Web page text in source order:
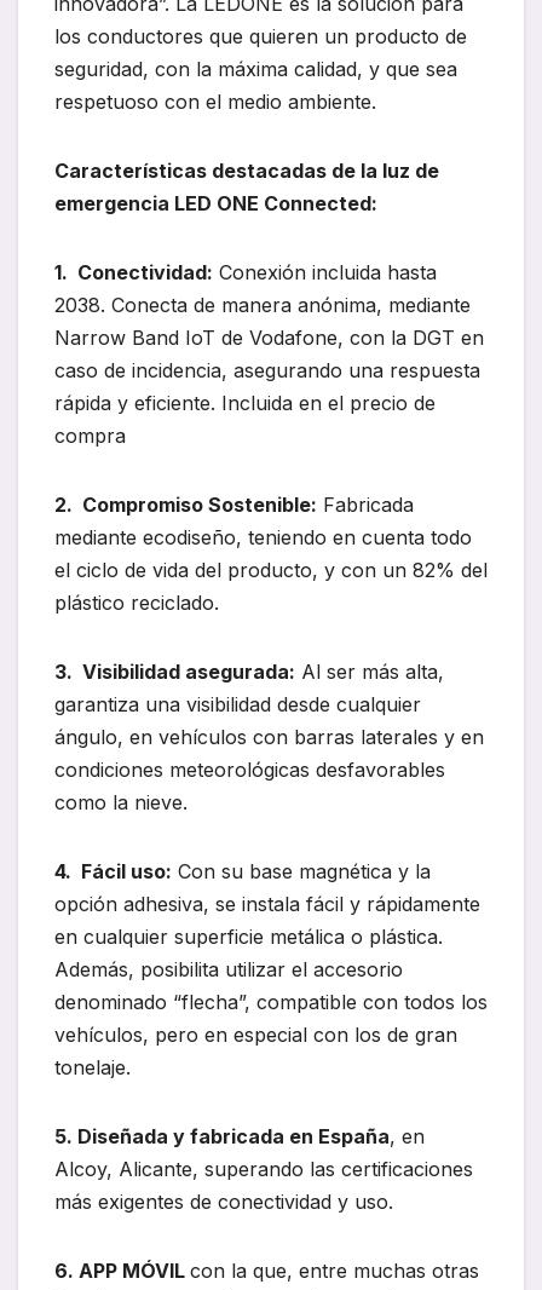
los conductores que quieren un producto de
seguridad, con la máxima calidad, y que sea
respetuoso con el medio ambiente.
Características destacadas de la luz de
emergencia LED ONE Connected:
1. Conectividad: Conexión incluida hasta
2038. Conecta de manera anónima, mediante
Narrow Band IoT de Vodafone, con la DGT en
caso de incidencia, asegurando una respuesta
rápida y eficiente. Incluida en el precio de
compra
2. Compromiso Sostenible: Fabricada
mediante ecodiseño, teniendo en cuenta todo
el ciclo de vida del producto, y con un 82% del
plástico reciclado.
3. Visibilidad asegurada: Al ser más alta,
garantiza una visibilidad desde cualquier
ángulo, en vehículos con barras laterales y en
condiciones meteorológicas desfavorables
como la nieve.
4. Fácil uso: Con su base magnética y la
opción adhesiva, se instala fácil y rápidamente
en cualquier superficie metálica o plástica.
Además, posibilita utilizar el accesorio
denominado “flecha”, compatible con todos los
vehículos, pero en especial con los de gran
tonelaje.
5. Diseñada y fabricada en España, en
Alcoy, Alicante, superando las certificaciones
más exigentes de conectividad y uso.
6. APP MÓVIL con la que, entre muchas otras